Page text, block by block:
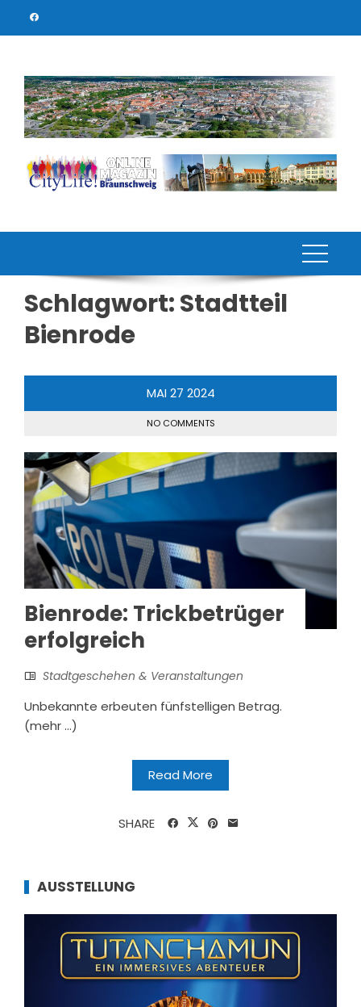
Schlagwort:Stadtteil
Bienrode
MAI 27 2024
NO COMMENTS
Bienrode: Trickbetrüger
erfolgreich
Stadtgeschehen & Veranstaltungen
Unbekannte erbeuten fünfstelligen Betrag.
(mehr …)
Read More
SHARE
AUSSTELLUNG